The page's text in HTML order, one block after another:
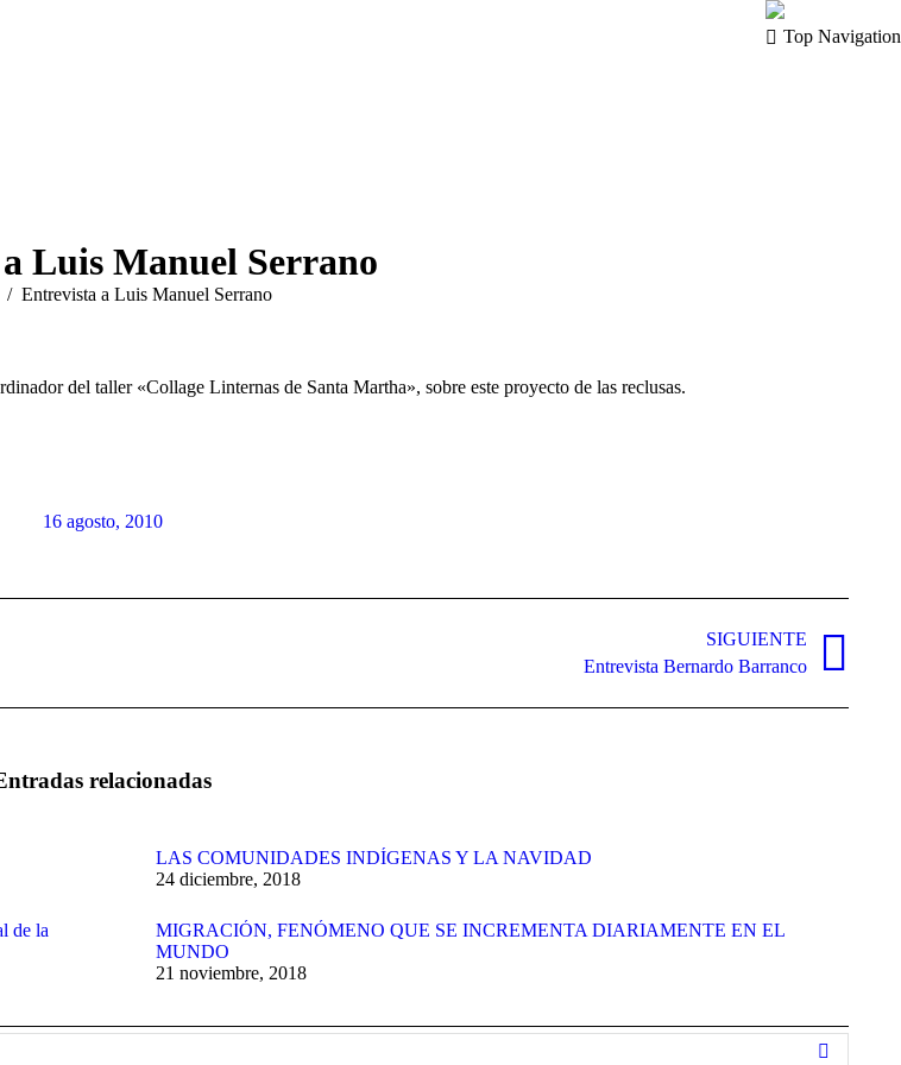
Top Navigation
Luis Manuel Serrano
Entrevista a Luis Manuel Serrano
del taller «Collage Linternas de Santa Martha», sobre este proyecto de las reclusas.
16 agosto, 2010
SIGUIENTE
Entrevista Bernardo Barranco
relacionadas
LAS COMUNIDADES INDÍGENAS Y LA NAVIDAD
24 diciembre, 2018
de la
MIGRACIÓN, FENÓMENO QUE SE INCREMENTA DIARIAMENTE EN EL
MUNDO
21 noviembre, 2018